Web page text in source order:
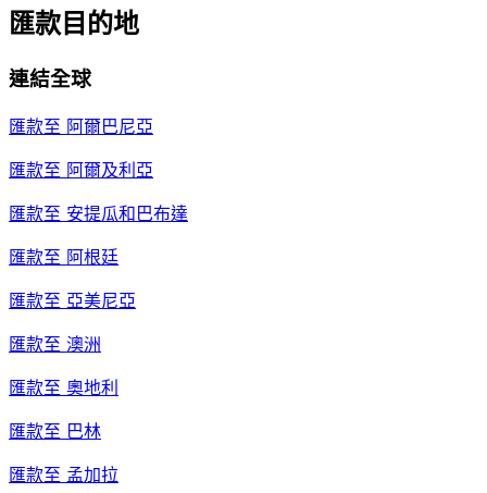
匯款目的地
連結全球
匯款至 阿爾巴尼亞
匯款至 阿爾及利亞
匯款至 安提瓜和巴布達
匯款至 阿根廷
匯款至 亞美尼亞
匯款至 澳洲
匯款至 奧地利
匯款至 巴林
匯款至 孟加拉